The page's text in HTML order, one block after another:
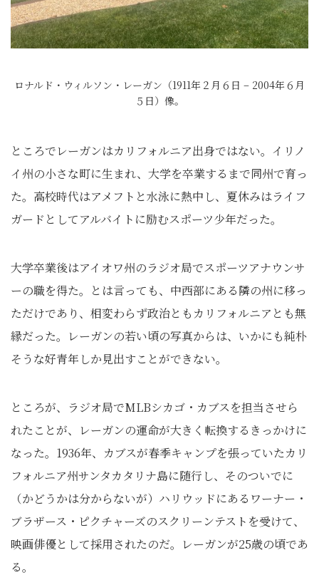
ロナルド・ウィルソン・レーガン（1911年２月６日 – 2004年６月
５日）像。
ところでレーガンはカリフォルニア出身ではない。イリノ
イ州の小さな町に生まれ、大学を卒業するまで同州で育っ
た。高校時代はアメフトと水泳に熱中し、夏休みはライフ
ガードとしてアルバイトに励むスポーツ少年だった。
大学卒業後はアイオワ州のラジオ局でスポーツアナウンサ
ーの職を得た。とは言っても、中西部にある隣の州に移っ
ただけであり、相変わらず政治ともカリフォルニアとも無
縁だった。レーガンの若い頃の写真からは、いかにも純朴
そうな好青年しか見出すことができない。
ところが、ラジオ局でMLBシカゴ・カブスを担当させら
れたことが、レーガンの運命が大きく転換するきっかけに
なった。1936年、カブスが春季キャンプを張っていたカリ
フォルニア州サンタカタリナ島に随行し、そのついでに
（かどうかは分からないが）ハリウッドにあるワーナー・
ブラザース・ピクチャーズのスクリーンテストを受けて、
映画俳優として採用されたのだ。レーガンが25歳の頃であ
る。